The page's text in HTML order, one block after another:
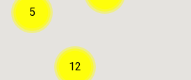
5
12